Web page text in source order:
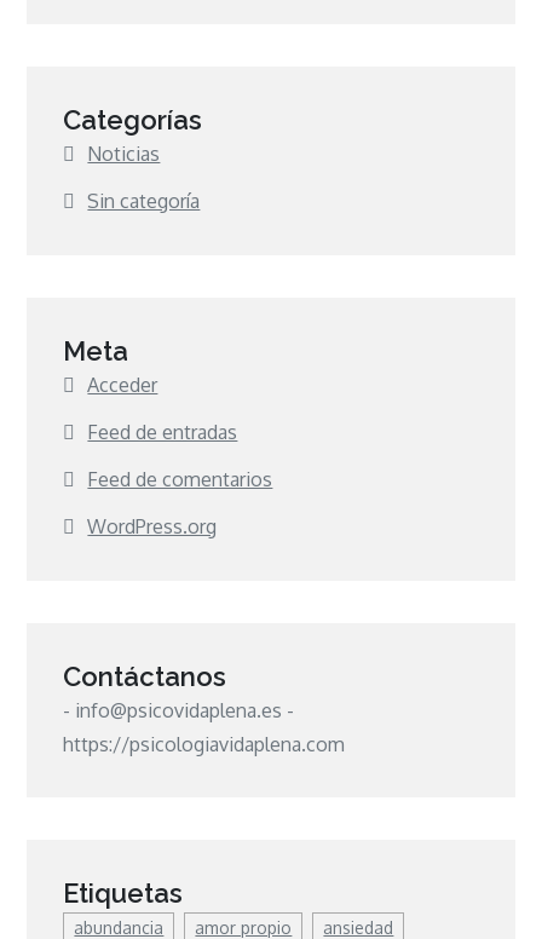
Categorías
Noticias
Sin categoría
Meta
Acceder
Feed de entradas
Feed de comentarios
WordPress.org
Contáctanos
- info@psicovidaplena.es -
https://psicologiavidaplena.com
Etiquetas
abundancia amor propio ansiedad